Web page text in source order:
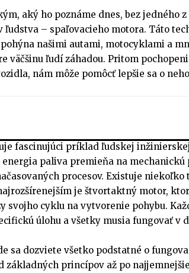
aký ho poznáme dnes, bez jedného z
– spaľovacieho motora. Táto
našimi autami, motocyklami a
väčšinu ľudí záhadou. Pritom
nám môže pomôcť lepšie sa o
fascinujúci príklad ľudskej inžinierskej
paliva premieňa na mechanickú
procesov. Existuje niekoľko
je štvortaktný motor,
svojho cyklu na vytvorenie pohybu.
úlohu a všetky musia fungovať v
sa dozviete všetko podstatné o
základných princípov až po